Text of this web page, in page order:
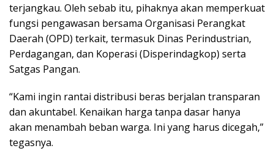
terjangkau. Oleh sebab itu, pihaknya akan memperkuat
fungsi pengawasan bersama Organisasi Perangkat
Daerah (OPD) terkait, termasuk Dinas Perindustrian,
Perdagangan, dan Koperasi (Disperindagkop) serta
Satgas Pangan.
“Kami ingin rantai distribusi beras berjalan transparan
dan akuntabel. Kenaikan harga tanpa dasar hanya
akan menambah beban warga. Ini yang harus dicegah,”
tegasnya.